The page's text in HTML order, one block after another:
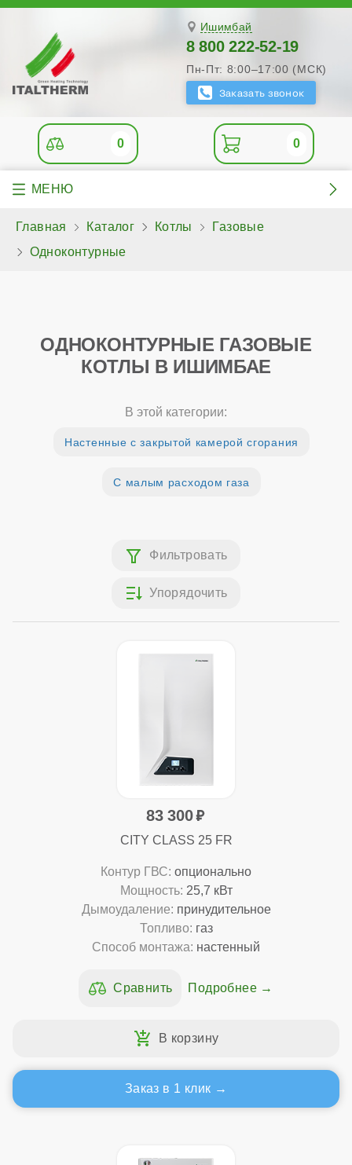
Ишимбай
8 800 222-52-19
Пн-Пт: 8:00–17:00 (МСК)
0 0
Главная Каталог Котлы
Газовые
Одноконтурные
ОДНОКОНТУРНЫЕ ГАЗОВЫЕ
КОТЛЫ В ИШИМБАЕ
В этой категории:
Настенные с закрытой камерой сгорания
С малым расходом газа
83 300
CITY CLASS 25 FR
Контур ГВС: опционально
Мощность: 25,7 кВт
Дымоудаление: принудительное
Топливо: газ
Способ монтажа: настенный
Подробнее
Заказ в 1 клик